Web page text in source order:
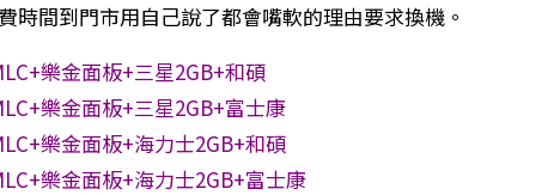
時間到門市用自己說了都會嘴軟的理由要求換機。
樂金面板+三星2GB+和碩
樂金面板+三星2GB+富士康
樂金面板+海力士2GB+和碩
樂金面板+海力士2GB+富士康